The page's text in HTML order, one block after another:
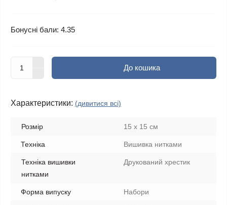
Бонусні бали: 4.35
До кошика
Характеристики: (дивитися всі)
Розмір 15 х 15 см
Техніка Вишивка нитками
Техніка вишивки
нитками
Друкований хрестик
Форма випуску Набори